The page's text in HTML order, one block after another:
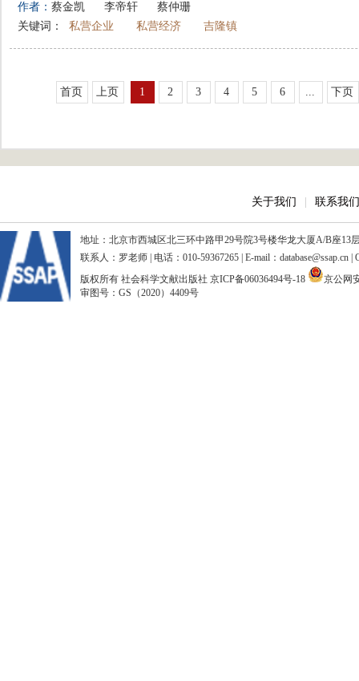
作者： 蔡金凯 李帝轩
蔡仲珊
关键词：
私营企业 私营经济 吉隆镇
首页 上页 1 2 3 4 5 6 ... 下页
关于我们 联系我们
地址：北京市西城区北三环中路甲29号院3号楼华龙大厦A/B座13
联系人：罗老师 | 电话：010-59367265 | E-mail：database@ssap.cn
版权所有 社会科学文献出版社 京ICP备06036494号-18
京公网
审图号：GS（2020）4409号